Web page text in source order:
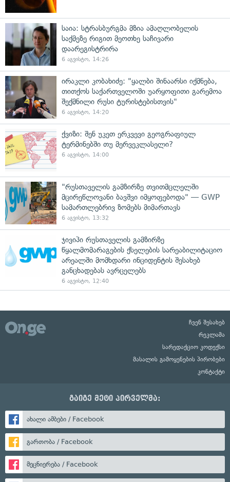
საია: სტრასბურგმა მზია ამაღლობელის
საქმეზე რიგით მეოთხე საჩივარი
დაარეგისტრირა
6 აგვისტო, 14:26
ირაკლი კობახიძე: "ყალბი შინაარსი იქმნება,
თითქოს საქართველოში უარყოფითი გარემოა
შექმნილი რუსი ტურისტებისთვის"
6 აგვისტო, 14:20
ქვიზი: შენ უკეთ ერკვევი გეოგრაფიულ
ტერმინებში თუ მერვეკლასელი?
6 აგვისტო, 14:00
"რუსთაველის გამზირზე თვითმცლელში
მცირეწლოვანი ბავშვი იმყოფებოდა" — GWP
სამართლებრივ ზომებს მიმართავს
6 აგვისტო, 13:32
ჯივიპი რუსთაველის გამზირზე
წყალმომარაგების ქსელების სარეაბილიტაციო
არეალში მომხდარი ინციდენტის შესახებ
განცხადებას ავრცელებს
6 აგვისტო, 12:40
ჩვენ შესახებ
რეკლამა
სარედაქციო კოდექსი
მასალის გამოყენების პირობები
კონტაქტი
გაიგე მეტი პირველმა:
ახალი ამბები / Facebook
გართობა / Facebook
მეცნიერება / Facebook